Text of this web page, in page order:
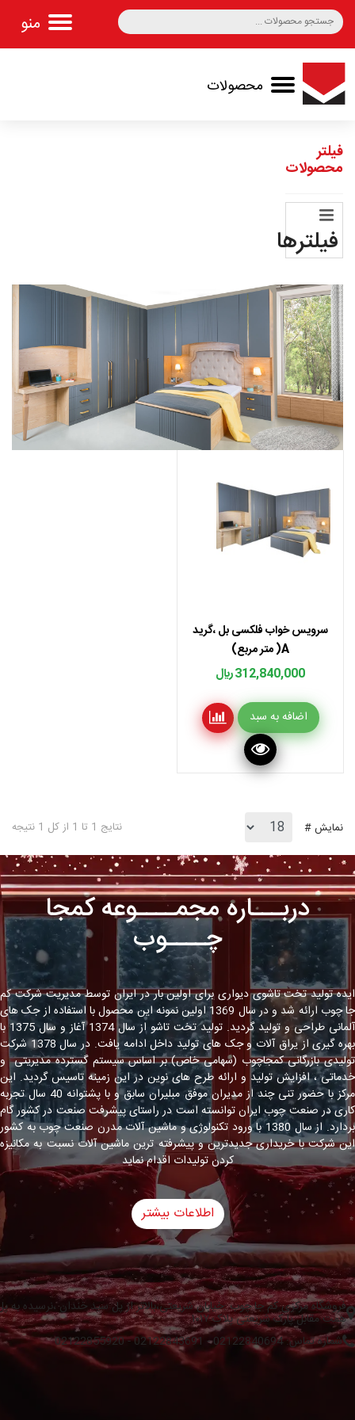
فیلتر
محصولات
فيلترها
سرویس خواب فلکسی بل ،گرید
A( متر مربع)
312,840,000 ﷼
اضافه به سبد
نمایش # نتایج 1 تا 1 از کل 1 نتیجه
دربـــاره مجمــــوعه کمجا
چــــوب
ایده تولید تخت تاشوی دیواری برای اولین بار در ایران توسط مدیریت شرکت کم
جا چوب ارائه شد و در سال 1369 اولین نمونه این محصول با استفاده از جک های
آلمانی طراحی و تولید گردید. تولید تخت تاشو از سال 1374 آغاز و سال 1375 با
بهره گیری از یراق آلات و جک های تولید داخل ادامه یافت. در سال 1378 شرکت
تولیدی بازرگانی کمجاچوب (سهامی خاص) بر اساس سیستم گسترده مدیریتی و
خدماتی ، افزایش تولید و ارائه طرح های نوین در این زمینه تاسیس گردید. این
مرکز با حضور تنی چند از مدیران موفق مبلیران سابق و با پشتوانه 40 سال تجربه
کاری در صنعت چوب ایران توانسته است در راستای پیشرفت صنعت در کشور گام
بردارد. از سال 1380 با ورود تکنولوژی و ماشین آلات مدرن صنعت چوب به کشور
این شرکت با خریداری جدیدترین و پیشرفته ترین ماشین آلات نسبت به مکانیزه
کردن تولیدات اقدام نماید
اطلاعات بیشتر
فروشگاه مرکزی کم جا چوب :خیابان شریعتی،بالاتر از پل سید خندان ،نرسیده به
همت مقابل پارک شریعتی پلاک ۱۰۱۷
شماره تماس: 02122840694 - 02122843691 - 02122855920